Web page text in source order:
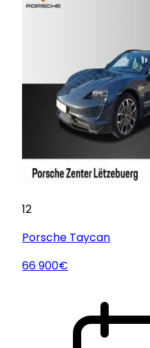
12
Porsche Taycan
66 900€